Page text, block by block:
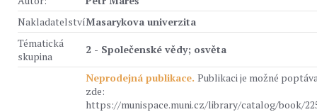
NakladatelstvíMasarykova univerzita
Tématická
skupina
2 - Společenské vědy; osvěta
Neprodejná publikace. Publikaci je možné
zde:
https://munispace.muni.cz/library/catalog/book/